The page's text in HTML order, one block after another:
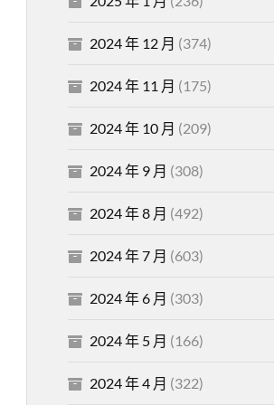
2024 年 12 月 (374)
2024 年 11 月 (175)
2024 年 10 月 (209)
2024 年 9 月 (308)
2024 年 8 月 (492)
2024 年 7 月 (603)
2024 年 6 月 (303)
2024 年 5 月 (166)
2024 年 4 月 (322)